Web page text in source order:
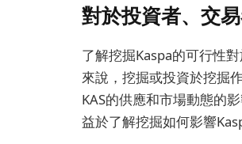
對於投資者、交
了解挖掘Kaspa的可行性
來說，挖掘或投資於挖掘
KAS的供應和市場動態的
益於了解挖掘如何影響